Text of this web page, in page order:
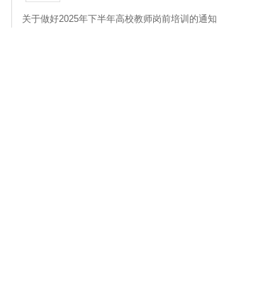
关于做好2025年下半年高校教师岗前培训的通知